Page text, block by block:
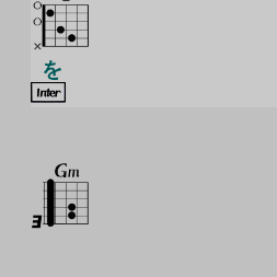
を